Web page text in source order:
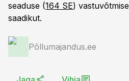
seaduse (164 SE)
saadikut.
Põllumajandus.ee